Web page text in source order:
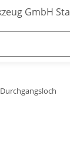
Durchgangsloch